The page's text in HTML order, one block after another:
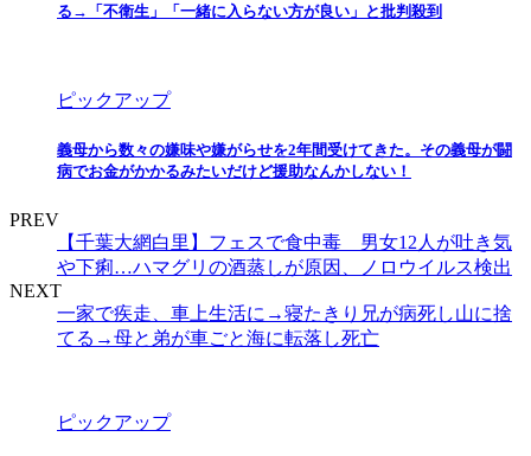
る→「不衛生」「一緒に入らない方が良い」と批判殺到
ピックアップ
義母から数々の嫌味や嫌がらせを2年間受けてきた。その義母が闘
病でお金がかかるみたいだけど援助なんかしない！
PREV
【千葉大網白里】フェスで食中毒 男女12人が吐き気
や下痢…ハマグリの酒蒸しが原因、ノロウイルス検出
NEXT
一家で疾走、車上生活に→寝たきり兄が病死し山に捨
てる→母と弟が車ごと海に転落し死亡
ピックアップ